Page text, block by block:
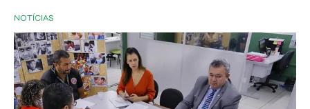
NOTÍCIAS